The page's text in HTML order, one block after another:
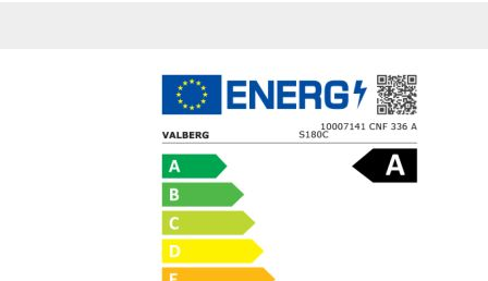
Cookies
Nuestros partners
crear un perfil de
publicidad estará